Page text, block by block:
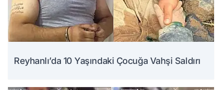
Reyhanlı’da 10 Yaşındaki Çocuğa Vahşi Saldırı